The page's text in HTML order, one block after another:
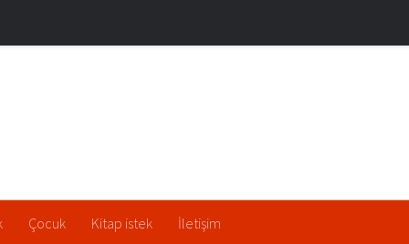
Çocuk Kitap istek İletişim